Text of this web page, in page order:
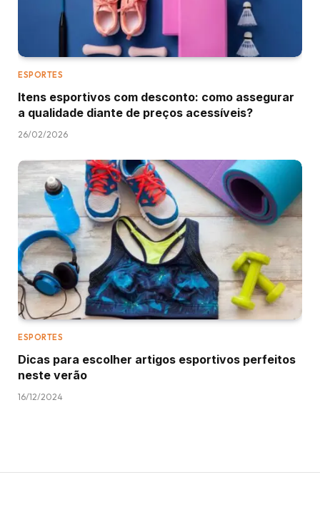
ESPORTES
Itens esportivos com desconto: como assegurar
a qualidade diante de preços acessíveis?
26/02/2026
ESPORTES
Dicas para escolher artigos esportivos perfeitos
neste verão
16/12/2024